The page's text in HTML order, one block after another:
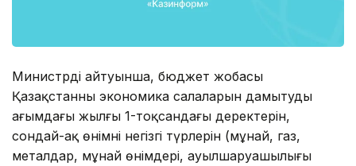
Министрдің айтуынша, бюджет жобасы
Қазақстанның экономика салаларын дамытудың
ағымдағы жылғы 1-тоқсандағы деректерін,
сондай-ақ өнімнің негізгі түрлерін (мұнай, газ,
металдар, мұнай өнімдері, ауылшаруашылығы